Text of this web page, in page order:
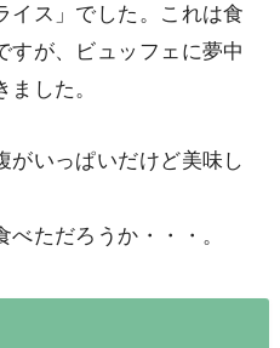
イス」でした。これは食
すが、ビュッフェに夢中
した。
がいっぱいだけど美味し
ただろうか・・・。